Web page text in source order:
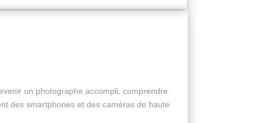
un photographe accompli, comprendre
des smartphones et des caméras de haute